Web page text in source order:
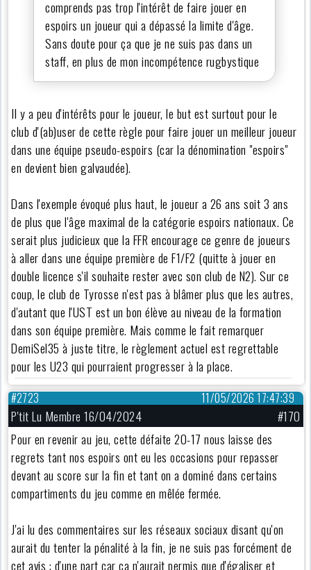
comprends pas trop l'intérêt de faire jouer en
espoirs un joueur qui a dépassé la limite d'âge.
Sans doute pour ça que je ne suis pas dans un
staff, en plus de mon incompétence rugbystique
Il y a peu d'intérêts pour le joueur, le but est surtout pour le
club d'(ab)user de cette règle pour faire jouer un meilleur joueur
dans une équipe pseudo-espoirs (car la dénomination "espoirs"
en devient bien galvaudée).
Dans l'exemple évoqué plus haut, le joueur a 26 ans soit 3 ans
de plus que l'âge maximal de la catégorie espoirs nationaux. Ce
serait plus judicieux que la FFR encourage ce genre de joueurs
à aller dans une équipe première de F1/F2 (quitte à jouer en
double licence s'il souhaite rester avec son club de N2). Sur ce
coup, le club de Tyrosse n'est pas à blâmer plus que les autres,
d'autant que l'UST est un bon élève au niveau de la formation
dans son équipe première. Mais comme le fait remarquer
DemiSel35 à juste titre, le règlement actuel est regrettable
pour les U23 qui pourraient progresser à la place.
11/05/2026 17:47:39
#2723
P'tit Lu Membre 16/04/2024
#170
Pour en revenir au jeu, cette défaite 20-17 nous laisse des
regrets tant nos espoirs ont eu les occasions pour repasser
devant au score sur la fin et tant on a dominé dans certains
compartiments du jeu comme en mêlée fermée.
J'ai lu des commentaires sur les réseaux sociaux disant qu'on
aurait du tenter la pénalité à la fin, je ne suis pas forcément de
cet avis : d'une part car ça n'aurait permis que d'égaliser et